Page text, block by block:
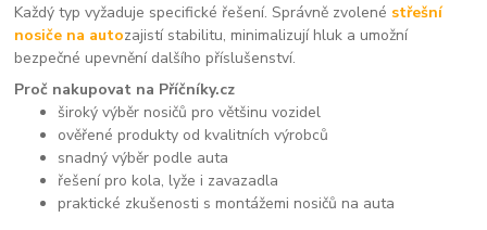
Každý typ vyžaduje specifické řešení. Správně zvolené střešní
nosiče na autozajistí stabilitu, minimalizují hluk a umožní
bezpečné upevnění dalšího příslušenství.
Proč nakupovat na Příčníky.cz
široký výběr nosičů pro většinu vozidel
ověřené produkty od kvalitních výrobců
snadný výběr podle auta
řešení pro kola, lyže i zavazadla
praktické zkušenosti s montážemi nosičů na auta